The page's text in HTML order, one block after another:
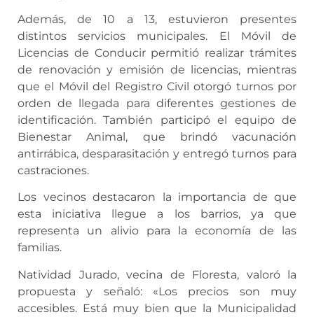
Además, de 10 a 13, estuvieron presentes
distintos servicios municipales. El Móvil de
Licencias de Conducir permitió realizar trámites
de renovación y emisión de licencias, mientras
que el Móvil del Registro Civil otorgó turnos por
orden de llegada para diferentes gestiones de
identificación. También participó el equipo de
Bienestar Animal, que brindó vacunación
antirrábica, desparasitación y entregó turnos para
castraciones.
Los vecinos destacaron la importancia de que
esta iniciativa llegue a los barrios, ya que
representa un alivio para la economía de las
familias.
Natividad Jurado, vecina de Floresta, valoró la
propuesta y señaló: «Los precios son muy
accesibles. Está muy bien que la Municipalidad